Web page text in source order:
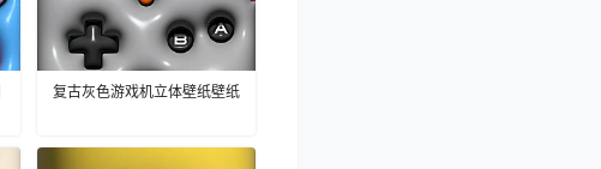
复古灰色游戏机立体壁纸壁纸